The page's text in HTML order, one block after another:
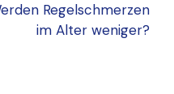
Regelschmerzen
im Alter weniger?